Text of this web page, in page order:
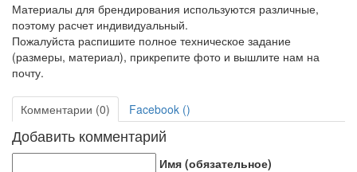
Материалы для брендирования используются различные,
поэтому расчет индивидуальный.
Пожалуйста распишите полное техническое задание
(размеры, материал), прикрепите фото и вышлите нам на
почту.
Комментарии (0) Facebook ()
Добавить комментарий
Имя (обязательное)